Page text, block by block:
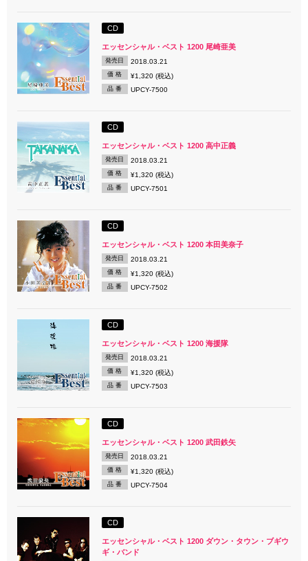
CD
エッセンシャル・ベスト 1200 尾崎亜美
発売日 2018.03.21
価 格 ¥1,320 (税込)
品 番 UPCY-7500
CD
エッセンシャル・ベスト 1200 高中正義
発売日 2018.03.21
価 格 ¥1,320 (税込)
品 番 UPCY-7501
CD
エッセンシャル・ベスト 1200 本田美奈子
発売日 2018.03.21
価 格 ¥1,320 (税込)
品 番 UPCY-7502
CD
エッセンシャル・ベスト 1200 海援隊
発売日 2018.03.21
価 格 ¥1,320 (税込)
品 番 UPCY-7503
CD
エッセンシャル・ベスト 1200 武田鉄矢
発売日 2018.03.21
価 格 ¥1,320 (税込)
品 番 UPCY-7504
CD
エッセンシャル・ベスト 1200 ダウン・タウン・ブギウ
ギ・バンド